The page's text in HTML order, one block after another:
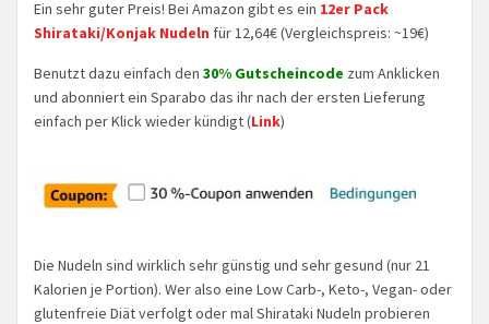
Ein sehr guter Preis! Bei Amazon gibt es ein 12er Pack
Shirataki/Konjak Nudeln für 12,64€ (Vergleichspreis: ~19€)
Benutzt dazu einfach den 30% Gutscheincode zum Anklicken
und abonniert ein Sparabo das ihr nach der ersten Lieferung
einfach per Klick wieder kündigt (Link)
Die Nudeln sind wirklich sehr günstig und sehr gesund (nur 21
Kalorien je Portion). Wer also eine Low Carb-, Keto-, Vegan- oder
glutenfreie Diät verfolgt oder mal Shirataki Nudeln probieren